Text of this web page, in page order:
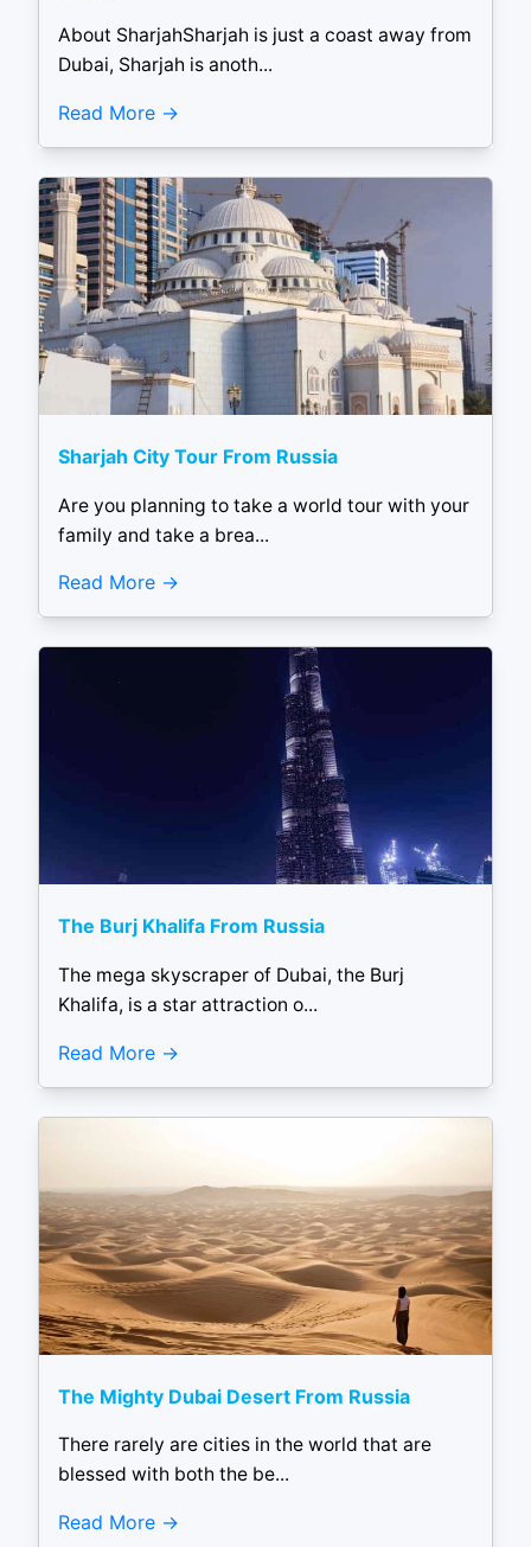
About SharjahSharjah is just a coast away from
Dubai, Sharjah is anoth...
Read More
Sharjah City Tour From Russia
Are you planning to take a world tour with your
family and take a brea...
Read More
The Burj Khalifa From Russia
The mega skyscraper of Dubai, the Burj
Khalifa, is a star attraction o...
Read More
The Mighty Dubai Desert From Russia
There rarely are cities in the world that are
blessed with both the be...
Read More